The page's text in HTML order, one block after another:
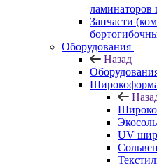
ламинаторов
Запчасти
Оборудования
Назад
UV